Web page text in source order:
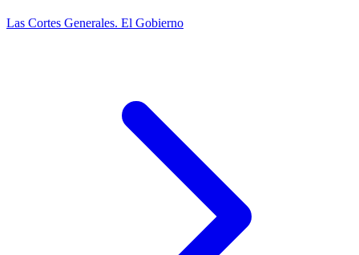
Las Cortes Generales. El Gobierno